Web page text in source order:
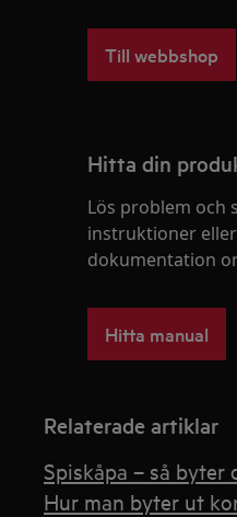
Till webbshop
Hitta din
Lös problem och
instruktioner
dokumentation
Hitta manual
Relaterade artiklar
Spiskåpa – så byter
Hur man byter ut